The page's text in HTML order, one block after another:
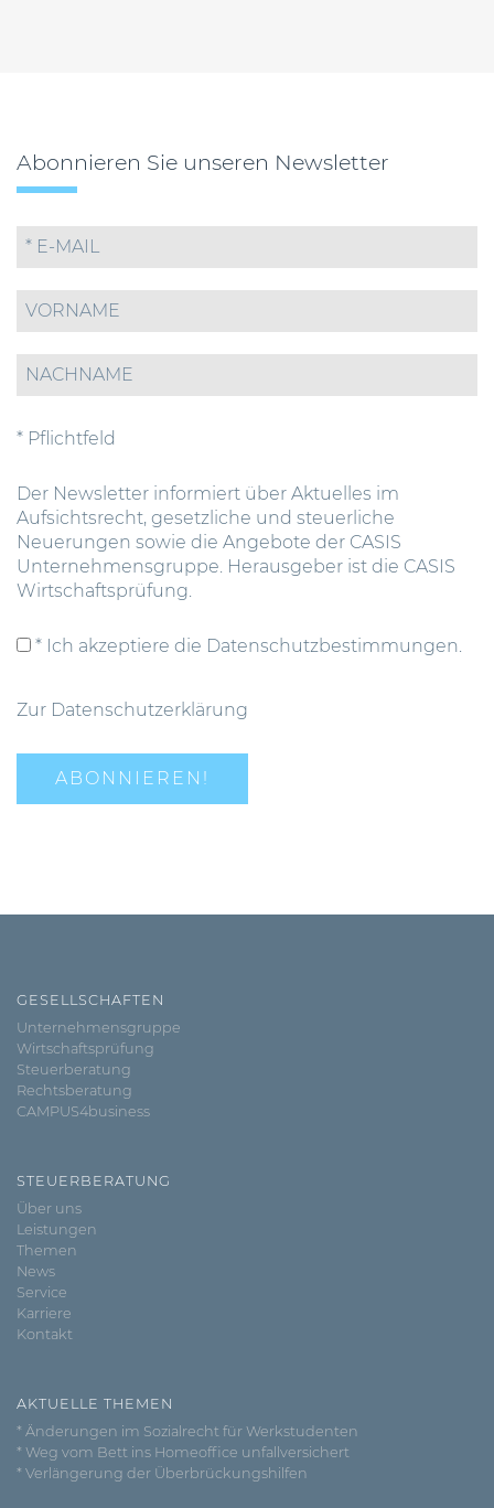
Abonnieren Sie unseren Newsletter
* Pflichtfeld
Der Newsletter informiert über Aktuelles im
Aufsichtsrecht, gesetzliche und steuerliche
Neuerungen sowie die Angebote der CASIS
Unternehmensgruppe. Herausgeber ist die CASIS
Wirtschaftsprüfung.
* Ich akzeptiere die Datenschutzbestimmungen.
Zur Datenschutzerklärung
GESELLSCHAFTEN
Unternehmensgruppe
Wirtschaftsprüfung
Steuerberatung
Rechtsberatung
CAMPUS4business
STEUERBERATUNG
Über uns
Leistungen
Themen
News
Service
Karriere
Kontakt
AKTUELLE THEMEN
* Änderungen im Sozialrecht für Werkstudenten
* Weg vom Bett ins Homeoffice unfallversichert
* Verlängerung der Überbrückungshilfen